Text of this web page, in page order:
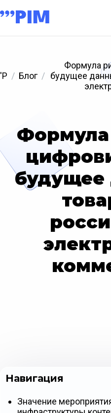
'P Блог
Формула
будущее
Формула
будущее
Навигация
Значение